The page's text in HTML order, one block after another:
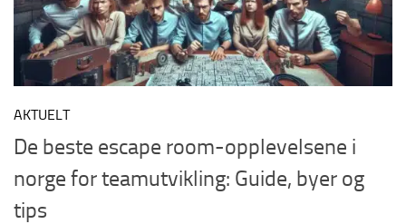
AKTUELT
De beste escape room-opplevelsene i
norge for teamutvikling: Guide, byer og
tips